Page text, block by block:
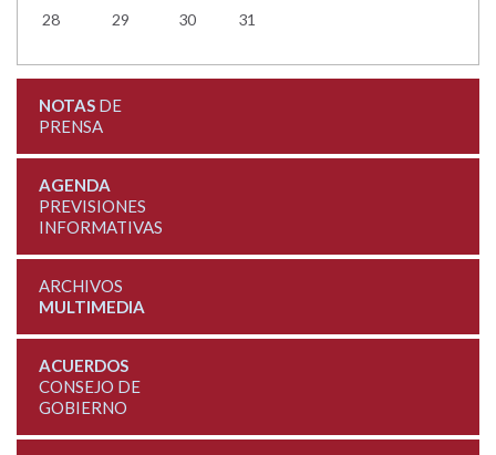
28 29 30 31
NOTASDE
PRENSA
AGENDA
PREVISIONES
INFORMATIVAS
ARCHIVOS
MULTIMEDIA
ACUERDOS
CONSEJO DE
GOBIERNO